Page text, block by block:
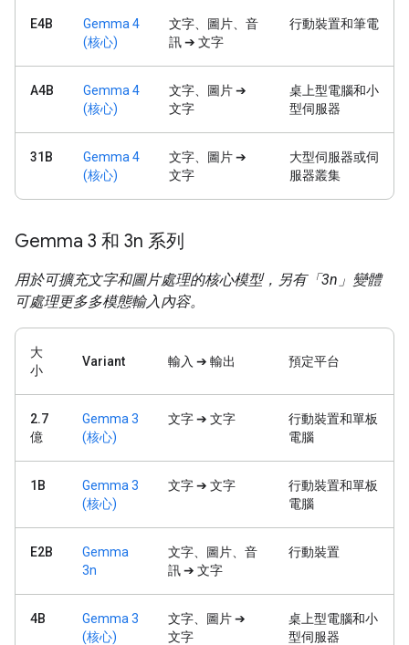
E4B
Gemma 4
(核心)
文字、圖片、音
訊 ➔ 文字
行動裝置和筆電
A4B
Gemma 4
(核心)
文字、圖片 ➔
文字
桌上型電腦和小
型伺服器
31B
Gemma 4
(核心)
文字、圖片 ➔
文字
大型伺服器或伺
服器叢集
Gemma 3 和 3n 系列
用於可擴充文字和圖片處理的核心模型，另有「3n」變體
可處理更多多模態輸入內容。
大
小
Variant 輸入 ➔ 輸出 預定平台
2.7
億
Gemma 3
(核心)
文字 ➔ 文字
行動裝置和單板
電腦
1B
Gemma 3
(核心)
文字 ➔ 文字
行動裝置和單板
電腦
E2B
Gemma
3n
文字、圖片、音
訊 ➔ 文字
行動裝置
4B
Gemma 3
(核心)
文字、圖片 ➔
文字
桌上型電腦和小
型伺服器